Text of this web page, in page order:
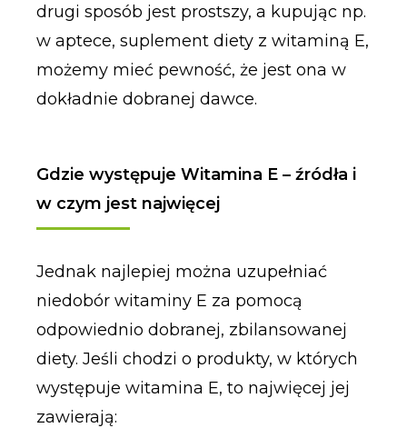
drugi sposób jest prostszy, a kupując np.
w aptece, suplement diety z witaminą E,
możemy mieć pewność, że jest ona w
dokładnie dobranej dawce.
Gdzie występuje Witamina E – źródła i
w czym jest najwięcej
Jednak najlepiej można uzupełniać
niedobór witaminy E za pomocą
odpowiednio dobranej, zbilansowanej
diety. Jeśli chodzi o produkty, w których
występuje witamina E, to najwięcej jej
zawierają: